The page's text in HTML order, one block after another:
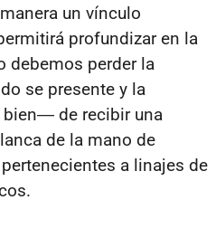
un vínculo
profundizar en la
debemos perder la
se presente y la
bien― de recibir una
de la mano de
a linajes de